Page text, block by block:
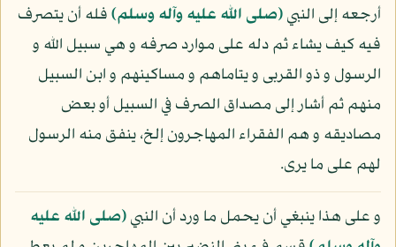
أرجعه إلى النبي(صلى الله عليه وآله وسلم)فله أن يتصرف
فيه كيف يشاء ثم دله على موارد صرفه و هي سبيل الله و
الرسول و ذو القربى و يتاماهم و مساكينهم و ابن السبيل
منهم ثم أشار إلى مصداق الصرف في السبيل أو بعض
مصاديقه و هم الفقراء المهاجرون إلخ، ينفق منه الرسول
لهم على ما يرى.
و على هذا ينبغي أن يحمل ما ورد أن النبي(صلى الله عليه